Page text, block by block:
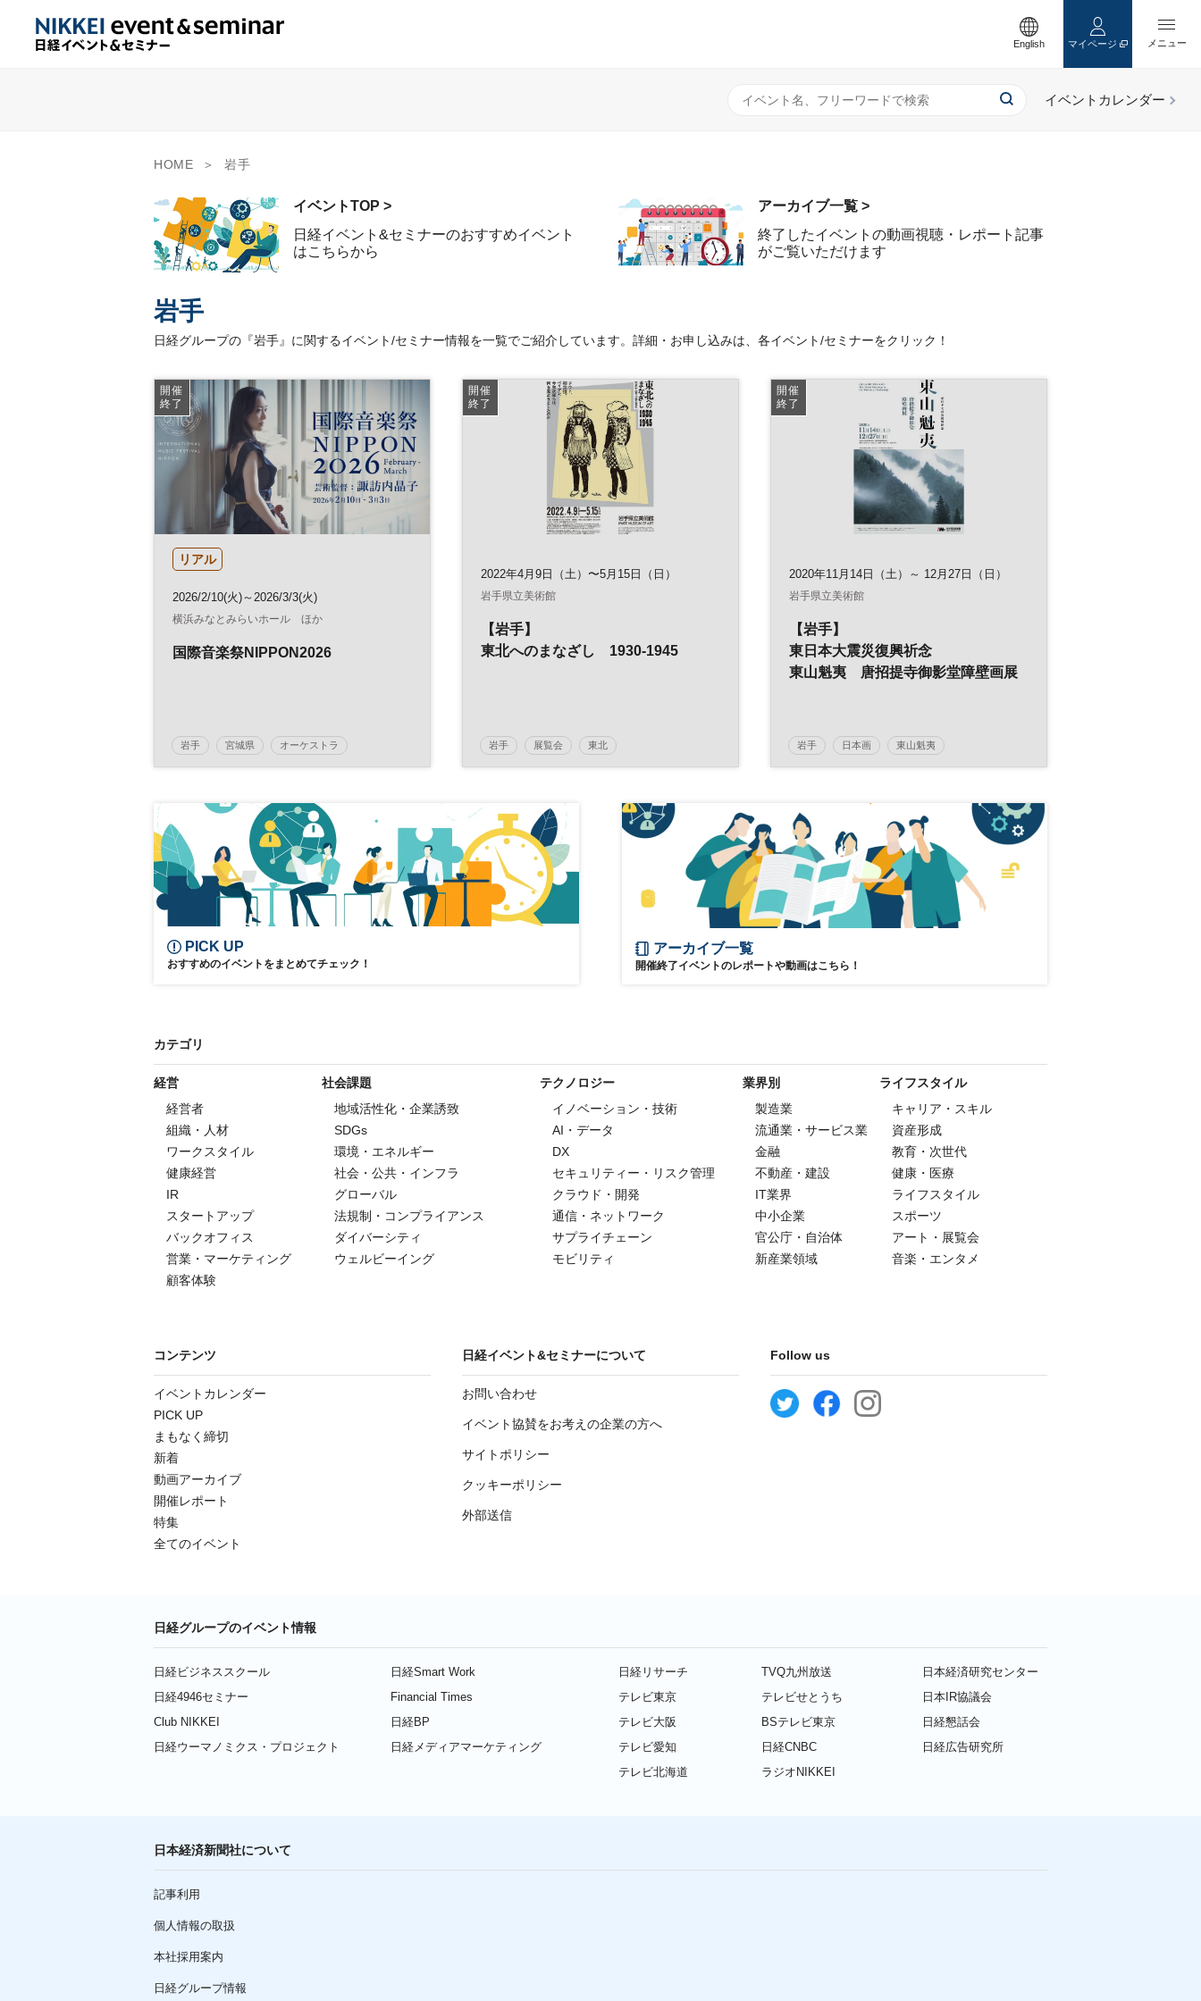
English マイページ
HOME 岩手
イベントTOP >
日経イベント&セミナーのおすすめイベント
はこちらから
アーカイブ一覧 >
終了したイベントの動画視聴・レポート記事
がご覧いただけます
岩手
日経グループの『岩手』に関するイベント/セミナー情報を一覧でご紹介しています。詳細・お申し込みは、各イベント/セミナーをクリック！
開催
終了
リアル
2026/2/10(火)～2026/3/3(火)
横浜みなとみらいホール ほか
国際音楽祭NIPPON2026
岩手 宮城県 オーケストラ
開催
終了
2022年4月9日（土）〜5月15日（日）
岩手県立美術館
【岩手】
東北へのまなざし 1930-1945
岩手 展覧会 東北
開催
終了
2020年11月14日（土）～ 12月27日（日）
岩手県立美術館
【岩手】
東日本大震災復興祈念
東山魁夷 唐招提寺御影堂障壁画展
岩手 日本画 東山魁夷
PICK UP
おすすめのイベントをまとめてチェック！
アーカイブ一覧
開催終了イベントのレポートや動画はこちら！
カテゴリ
経営
経営者
組織・人材
ワークスタイル
健康経営
IR
スタートアップ
バックオフィス
営業・マーケティング
顧客体験
社会課題
地域活性化・企業誘致
SDGs
環境・エネルギー
社会・公共・インフラ
グローバル
法規制・コンプライアンス
ダイバーシティ
ウェルビーイング
テクノロジー
イノベーション・技術
AI・データ
DX
セキュリティー・リスク管理
クラウド・開発
通信・ネットワーク
サプライチェーン
モビリティ
業界別
製造業
流通業・サービス業
金融
不動産・建設
IT業界
中小企業
官公庁・自治体
新産業領域
ライフスタイル
キャリア・スキル
資産形成
教育・次世代
健康・医療
ライフスタイル
スポーツ
アート・展覧会
音楽・エンタメ
コンテンツ
イベントカレンダー
PICK UP
まもなく締切
新着
動画アーカイブ
開催レポート
特集
全てのイベント
日経イベント&セミナーについて
お問い合わせ
イベント協賛をお考えの企業の方へ
サイトポリシー
クッキーポリシー
外部送信
Follow us
日経グループのイベント情報
日経ビジネススクール
日経4946セミナー
Club NIKKEI
日経ウーマノミクス・プロジェクト
日経Smart Work
Financial Times
日経BP
日経メディアマーケティング
日経リサーチ
テレビ東京
テレビ大阪
テレビ愛知
テレビ北海道
TVQ九州放送
テレビせとうち
BSテレビ東京
日経CNBC
ラジオNIKKEI
日本経済研究センター
日本IR協議会
日経懇話会
日経広告研究所
日本経済新聞社について
記事利用
個人情報の取扱
本社採用案内
日経グループ情報